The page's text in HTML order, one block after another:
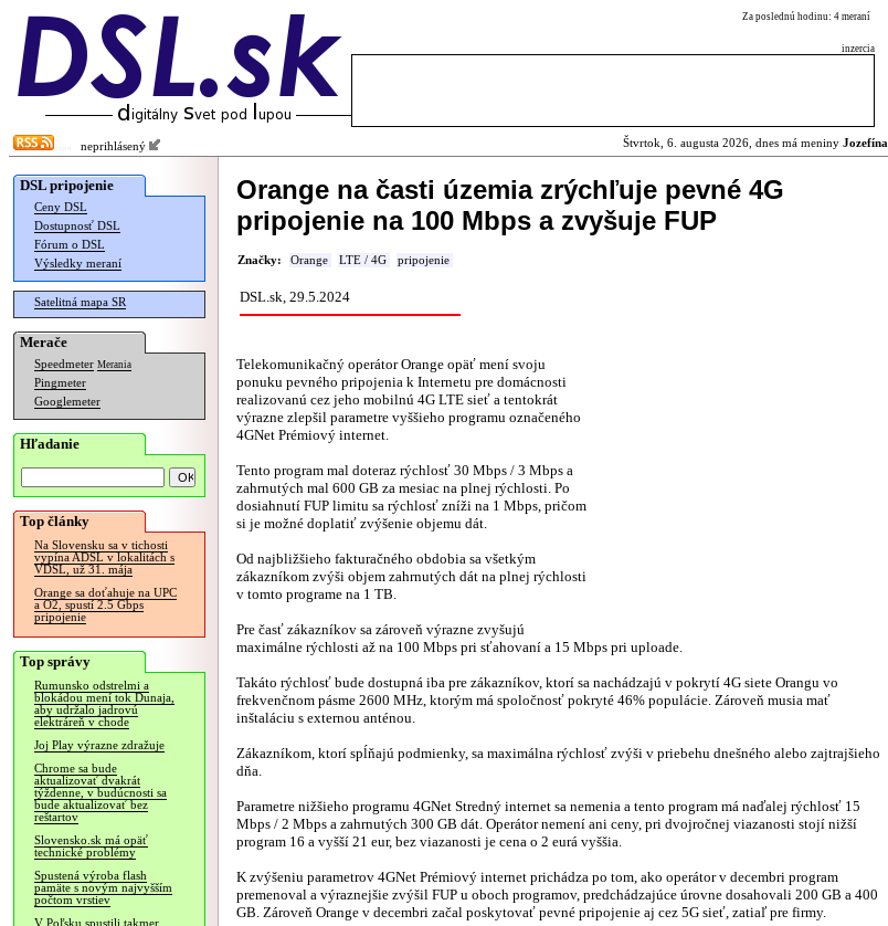
Za poslednú hodinu: 4 meraní
inzercia
neprihlásený Štvrtok, 6. augusta 2026, dnes má meniny Jozefína
DSL pripojenie
Ceny DSL
Dostupnosť DSL
Fórum o DSL
Výsledky meraní
Satelitná mapa SR
Merače
Speedmeter Merania
Pingmeter
Googlemeter
Hľadanie
Top články
Na Slovensku sa v tichosti
vypína ADSL v lokalitách s
VDSL, už 31. mája
Orange sa doťahuje na UPC
a O2, spustí 2.5 Gbps
pripojenie
Top správy
Rumunsko odstrelmi a
blokádou mení tok Dunaja,
aby udržalo jadrovú
elektráreň v chode
Joj Play výrazne zdražuje
Chrome sa bude
aktualizovať dvakrát
týždenne, v budúcnosti sa
bude aktualizovať bez
reštartov
Slovensko.sk má opäť
technické problémy
Spustená výroba flash
pamäte s novým najvyšším
počtom vrstiev
V Poľsku spustili takmer
Orange na časti územia zrýchľuje pevné 4G
pripojenie na 100 Mbps a zvyšuje FUP
Značky: Orange LTE / 4G pripojenie
DSL.sk, 29.5.2024
Telekomunikačný operátor Orange opäť mení svoju
ponuku pevného pripojenia k Internetu pre domácnosti
realizovanú cez jeho mobilnú 4G LTE sieť a tentokrát
výrazne zlepšil parametre vyššieho programu označeného
4GNet Prémiový internet.
Tento program mal doteraz rýchlosť 30 Mbps / 3 Mbps a
zahrnutých mal 600 GB za mesiac na plnej rýchlosti. Po
dosiahnutí FUP limitu sa rýchlosť zníži na 1 Mbps, pričom
si je možné doplatiť zvýšenie objemu dát.
Od najbližšieho fakturačného obdobia sa všetkým
zákazníkom zvýši objem zahrnutých dát na plnej rýchlosti
v tomto programe na 1 TB.
Pre časť zákazníkov sa zároveň výrazne zvyšujú
maximálne rýchlosti až na 100 Mbps pri sťahovaní a 15 Mbps pri uploade.
Takáto rýchlosť bude dostupná iba pre zákazníkov, ktorí sa nachádzajú v pokrytí 4G siete Orangu vo
frekvenčnom pásme 2600 MHz, ktorým má spoločnosť pokryté 46% populácie. Zároveň musia mať
inštaláciu s externou anténou.
Zákazníkom, ktorí spĺňajú podmienky, sa maximálna rýchlosť zvýši v priebehu dnešného alebo zajtrajšieho
dňa.
Parametre nižšieho programu 4GNet Stredný internet sa nemenia a tento program má naďalej rýchlosť 15
Mbps / 2 Mbps a zahrnutých 300 GB dát. Operátor nemení ani ceny, pri dvojročnej viazanosti stojí nižší
program 16 a vyšší 21 eur, bez viazanosti je cena o 2 eurá vyššia.
K zvýšeniu parametrov 4GNet Prémiový internet prichádza po tom, ako operátor v decembri program
premenoval a výraznejšie zvýšil FUP u oboch programov, predchádzajúce úrovne dosahovali 200 GB a 400
GB. Zároveň Orange v decembri začal poskytovať pevné pripojenie aj cez 5G sieť, zatiaľ pre firmy.